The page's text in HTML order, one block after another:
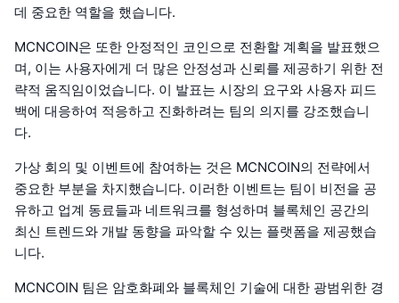
데 중요한 역할을 했습니다.
MCNCOIN은 또한 안정적인 코인으로 전환할 계획을 발표했으
며, 이는 사용자에게 더 많은 안정성과 신뢰를 제공하기 위한 전
략적 움직임이었습니다. 이 발표는 시장의 요구와 사용자 피드
백에 대응하여 적응하고 진화하려는 팀의 의지를 강조했습니
다.
가상 회의 및 이벤트에 참여하는 것은 MCNCOIN의 전략에서
중요한 부분을 차지했습니다. 이러한 이벤트는 팀이 비전을 공
유하고 업계 동료들과 네트워크를 형성하며 블록체인 공간의
최신 트렌드와 개발 동향을 파악할 수 있는 플랫폼을 제공했습
니다.
MCNCOIN 팀은 암호화폐와 블록체인 기술에 대한 광범위한 경